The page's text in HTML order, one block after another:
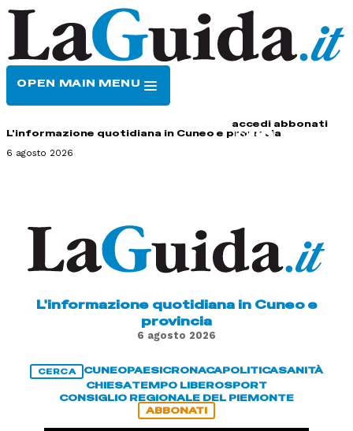
OPEN MAIN MENU
accedi abbonati
L'informazione quotidiana in Cuneo e provincia
6 agosto 2026
L'informazione quotidiana in Cuneo e
provincia
6 agosto 2026
CERCA CUNEOPAESICRONACAPOLITICASANITÀ
CHIESATEMPO LIBEROSPORT
CONSIGLIO REGIONALE DEL PIEMONTE
ABBONATI